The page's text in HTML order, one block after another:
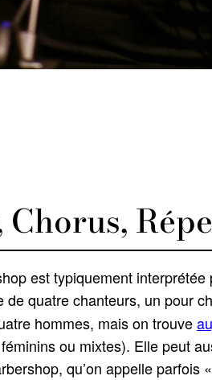
Chorus,
est typiquement interprétée
de quatre chanteurs, un pour
hommes, mais on trouve
ou mixtes). Elle peut
qu’on appelle parfois «